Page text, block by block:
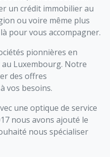
un crédit immobilier au
ou voire même plus
pour vous accompagner.
pionnières en
Luxembourg. Notre
des offres
vos besoins.
une optique de service
nous avons ajouté le
nous spécialiser